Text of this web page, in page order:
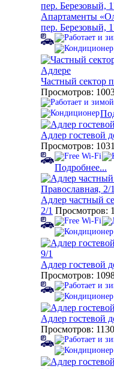
Апартаменты
пер. Березовый,
Частный сектор
Просмотров:
Адлер гостевой
Просмотров:
Подробнее...
Адлер частный
2/1 Просмотров:
Адлер гостевой
Просмотров:
Адлер гостевой
Просмотров: